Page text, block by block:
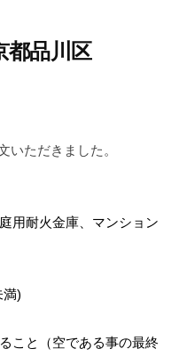
都品川区
いただきました。
用耐火金庫、マンション
満)
こと（空である事の最終